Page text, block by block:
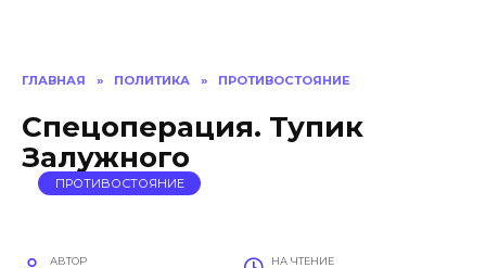
ГЛАВНАЯ » ПОЛИТИКА » ПРОТИВОСТОЯНИЕ
Спецоперация. Тупик
Залужного
ПРОТИВОСТОЯНИЕ
АВТОР НА ЧТЕНИЕ